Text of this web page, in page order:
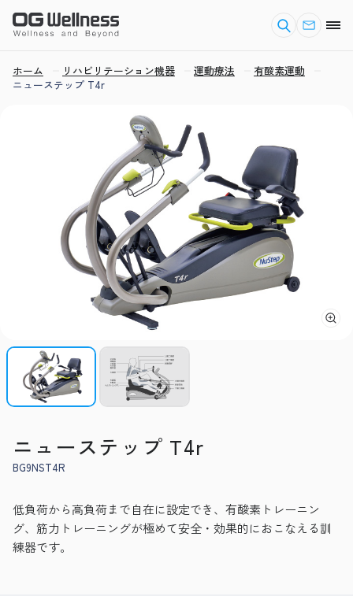
ホーム リハビリテーション機器 運動療法
有酸素運動
ニューステップ T4r
ニューステップ T4r
BG9NST4R
低負荷から高負荷まで自在に設定でき、有酸素トレーニン
グ、筋力トレーニングが極めて安全・効果的におこなえる訓
練器です。